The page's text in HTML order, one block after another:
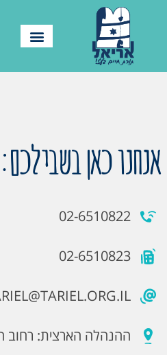
אנחנו כאן בשבילכם:
02-6510822
02-6510823
ההנהלה הארצית: רחוב הבושם 11,